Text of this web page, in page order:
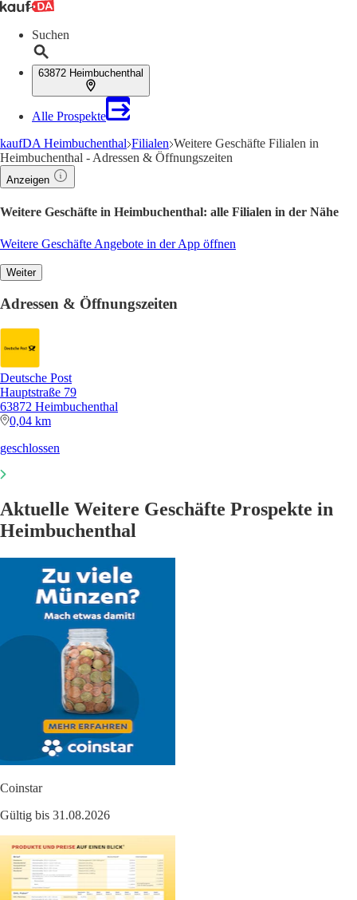
Suchen
63872 Heimbuchenthal
Alle Prospekte
kaufDA Heimbuchenthal Filialen Weitere Geschäfte Filialen in
Heimbuchenthal - Adressen & Öffnungszeiten
Anzeigen
Weitere Geschäfte in Heimbuchenthal: alle Filialen in der Nähe
Weitere Geschäfte Angebote in der App öffnen
Weiter
Adressen & Öffnungszeiten
Deutsche Post
Hauptstraße 79
63872 Heimbuchenthal
0,04 km
geschlossen
Aktuelle Weitere Geschäfte Prospekte in
Heimbuchenthal
Coinstar
Gültig bis 31.08.2026